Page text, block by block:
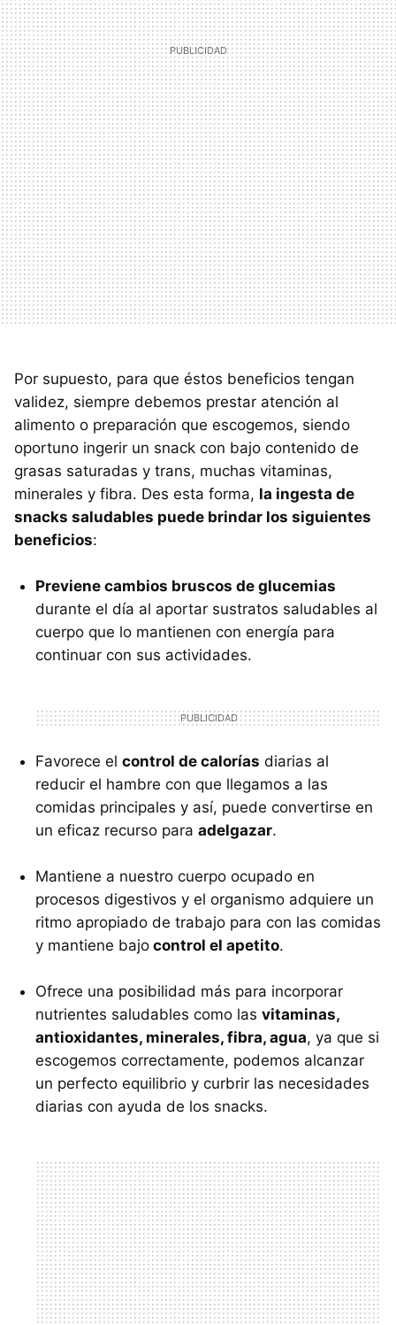
Por supuesto, para que éstos beneficios tengan
validez, siempre debemos prestar atención al
alimento o preparación que escogemos, siendo
oportuno ingerir un snack con bajo contenido de
grasas saturadas y trans, muchas vitaminas,
minerales y fibra. Des esta forma, la ingesta de
snacks saludables puede brindar los siguientes
beneficios:
Previene cambios bruscos de glucemias
durante el día al aportar sustratos saludables al
cuerpo que lo mantienen con energía para
continuar con sus actividades.
Favorece el control de calorías diarias al
reducir el hambre con que llegamos a las
comidas principales y así, puede convertirse en
un eficaz recurso para adelgazar.
Mantiene a nuestro cuerpo ocupado en
procesos digestivos y el organismo adquiere un
ritmo apropiado de trabajo para con las comidas
y mantiene bajo control el apetito.
Ofrece una posibilidad más para incorporar
nutrientes saludables como las vitaminas,
antioxidantes, minerales, fibra, agua, ya que si
escogemos correctamente, podemos alcanzar
un perfecto equilibrio y curbrir las necesidades
diarias con ayuda de los snacks.